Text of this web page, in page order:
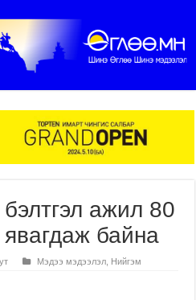
ажил 80
явагдаж байна
Мэдээ мэдээлэл Нийгэм